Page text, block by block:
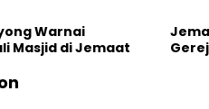
Warnai
Masjid di Jemaat